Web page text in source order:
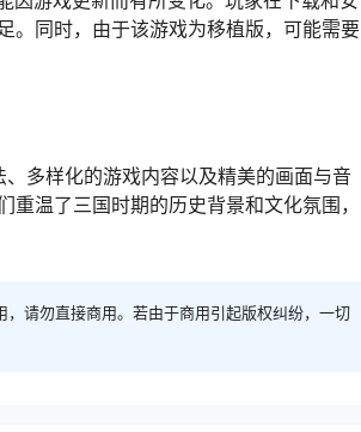
。同时，由于该游戏为移植版，可能需要
多样化的游戏内容以及精美的画面与音
温了三国时期的历史背景和文化氛围，
请勿直接商用。若由于商用引起版权纠纷，一切